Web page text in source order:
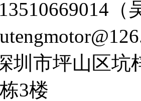
（
市坪山区坑
楼